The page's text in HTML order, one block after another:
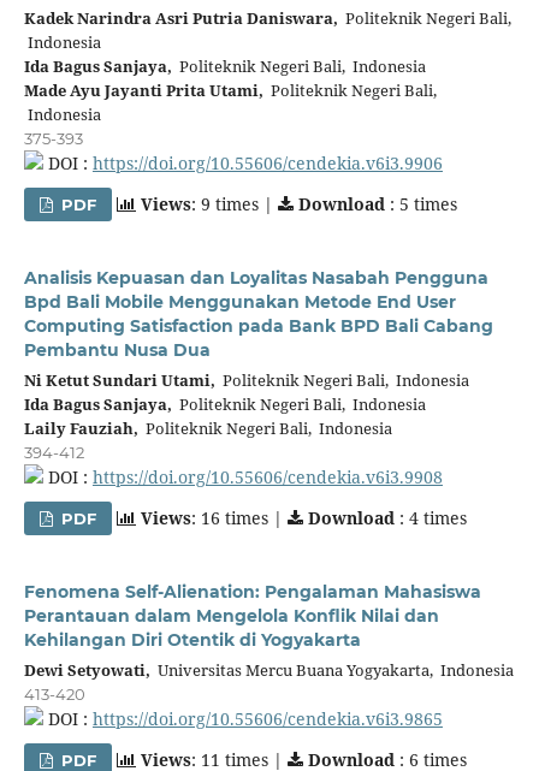
Kadek Narindra Asri Putria Daniswara, Politeknik Negeri Bali,
Indonesia
Ida Bagus Sanjaya, Politeknik Negeri Bali, Indonesia
Made Ayu Jayanti Prita Utami, Politeknik Negeri Bali,
Indonesia
375-393
DOI : https://doi.org/10.55606/cendekia.v6i3.9906
PDF Views: 9 times | Download : 5 times
Analisis Kepuasan dan Loyalitas Nasabah Pengguna
Bpd Bali Mobile Menggunakan Metode End User
Computing Satisfaction pada Bank BPD Bali Cabang
Pembantu Nusa Dua
Ni Ketut Sundari Utami, Politeknik Negeri Bali, Indonesia
Ida Bagus Sanjaya, Politeknik Negeri Bali, Indonesia
Laily Fauziah, Politeknik Negeri Bali, Indonesia
394-412
DOI : https://doi.org/10.55606/cendekia.v6i3.9908
PDF Views: 16 times | Download : 4 times
Fenomena Self-Alienation: Pengalaman Mahasiswa
Perantauan dalam Mengelola Konflik Nilai dan
Kehilangan Diri Otentik di Yogyakarta
Dewi Setyowati, Universitas Mercu Buana Yogyakarta, Indonesia
413-420
DOI : https://doi.org/10.55606/cendekia.v6i3.9865
PDF Views: 11 times | Download : 6 times